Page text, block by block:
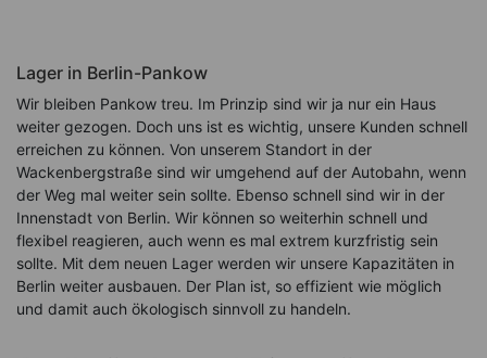
Lager in Berlin-Pankow
Wir bleiben Pankow treu. Im Prinzip sind wir ja nur ein Haus
weiter gezogen. Doch uns ist es wichtig, unsere Kunden schnell
erreichen zu können. Von unserem Standort in der
Wackenbergstraße sind wir umgehend auf der Autobahn, wenn
der Weg mal weiter sein sollte. Ebenso schnell sind wir in der
Innenstadt von Berlin. Wir können so weiterhin schnell und
flexibel reagieren, auch wenn es mal extrem kurzfristig sein
sollte. Mit dem neuen Lager werden wir unsere Kapazitäten in
Berlin weiter ausbauen. Der Plan ist, so effizient wie möglich
und damit auch ökologisch sinnvoll zu handeln.